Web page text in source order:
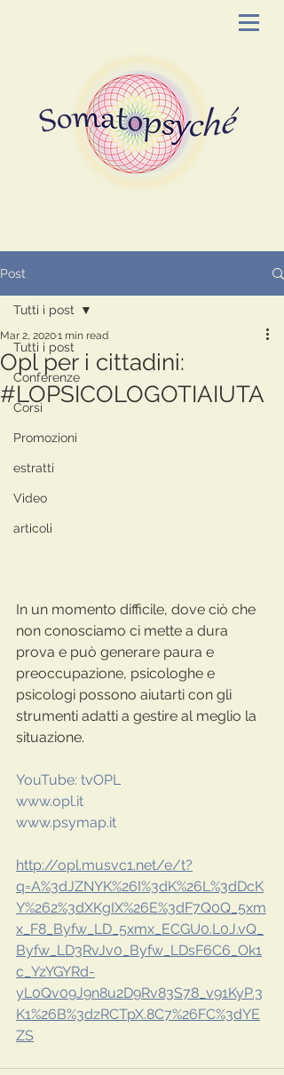
Post
Tutti i post
Conferenze
Corsi
Promozioni
estratti
Video
articoli
Tutti i post
Opl per i cittadini:
#LOPSICOLOGOTIAIUTA
Mar 2, 20201 min read
In un momento difficile, dove ciò che
non conosciamo ci mette a dura
prova e può generare paura e
preoccupazione, psicologhe e
psicologi possono aiutarti con gli
strumenti adatti a gestire al meglio la
situazione.
YouTube: tvOPL
www.opl.it
www.psymap.it
http://opl.musvc1.net/e/t?
q=A%3dJZNYK%26I%3dK%26L%3dDcK
Y%262%3dXKgIX%26E%3dF7Q0Q_5xm
x_F8_Byfw_LD_5xmx_ECGU0.L0J.vQ_
Byfw_LD3RvJv0_Byfw_LDsF6C6_Ok1
c_YzYGYRd-
yL0Qv09J9n8u2D9Rv83S78_v91KyP.3
K1%26B%3dzRCTpX.8C7%26FC%3dYE
ZS